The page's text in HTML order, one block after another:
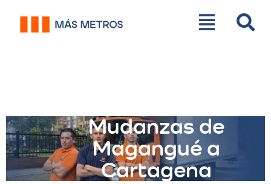
Mudanzas de
Magangué a
Cartagena